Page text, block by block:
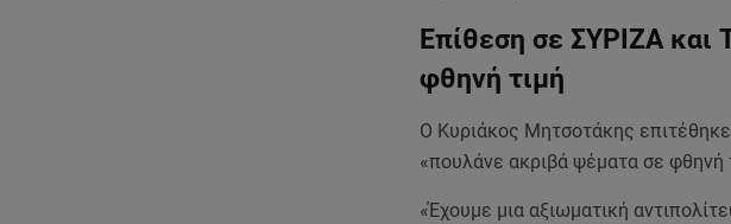
Επίθεση σε ΣΥΡΙΖΑ και
φθηνή τιμή
Ο Κυριάκος Μητσοτάκης
«πουλάνε ακριβά ψέματα σε φθηνή
«Έχουμε μια αξιωματική